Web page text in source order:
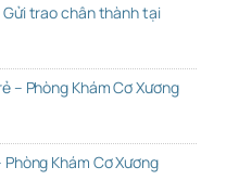
trao chân thành tại
– Phòng Khám Cơ Xương
Khám Cơ Xương